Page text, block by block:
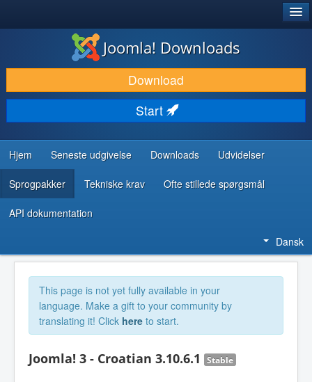
DOWNLOAD & UDVID
OPDAG & LÆR
FÆLLESSKABET & SUPPORT
UDVIKLERRESSOURCER
Joomla! Downloads
Download
Start
Hjem Seneste udgivelse Downloads Udvidelser
Sprogpakker Tekniske krav Ofte stillede spørgsmål
API dokumentation
Dansk
This page is not yet fully available in your
language. Make a gift to your community by
translating it! Click here to start.
Joomla! 3 - Croatian 3.10.6.1 Stable